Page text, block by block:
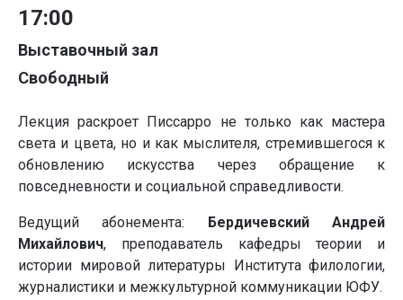
17:00
Выставочный зал
Свободный
Лекция раскроет Писсарро не только как мастера
света и цвета, но и как мыслителя, стремившегося к
обновлению искусства через обращение к
повседневности и социальной справедливости.
Ведущий абонемента:
Бердичевский Андрей
Михайлович, преподаватель кафедры теории и
истории мировой литературы Института филологии,
журналистики и межкультурной коммуникации ЮФУ.